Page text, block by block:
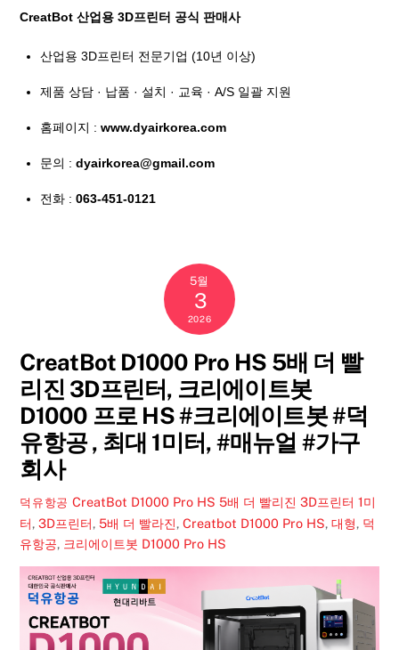
CreatBot 산업용 3D프린터 공식 판매사
산업용 3D프린터 전문기업 (10년 이상)
제품 상담 · 납품 · 설치 · 교육 · A/S 일괄 지원
홈페이지 : www.dyairkorea.com
문의 : dyairkorea@gmail.com
전화: 063-451-0121
5월
3
2026
CreatBot D1000 Pro HS 5배 더 빨
리진 3D프린터, 크리에이트봇
D1000 프로 HS #크리에이트봇 #덕
유항공 , 최대 1미터, #매뉴얼 #가구
회사
덕유항공 CreatBot D1000 Pro HS 5배 더 빨리진 3D프린터 1미
터,3D프린터,5배 더 빨라진,Creatbot D1000 Pro HS,대형, 덕
유항공, 크리에이트봇 D1000 Pro HS